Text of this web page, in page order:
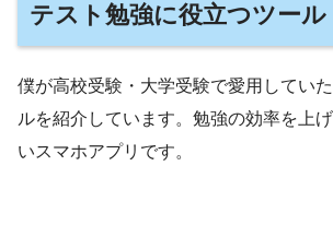
テスト勉強に役立つツール
僕が高校受験・大学受験で愛用してい
ルを紹介しています。勉強の効率を上
いスマホアプリです。